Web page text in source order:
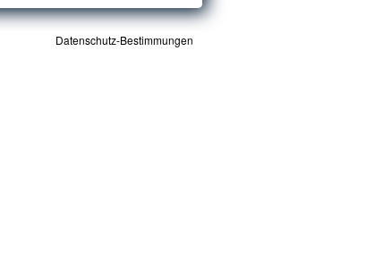
Datenschutz-Bestimmungen